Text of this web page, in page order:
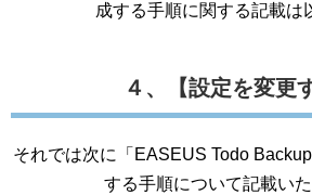
成する手順に関する記載は
４、【設定を変更
それでは次に「EASEUS Todo
する手順について記載いた